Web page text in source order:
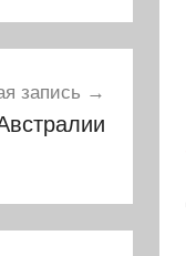
запись